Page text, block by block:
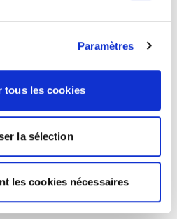
Paramètres
tous les cookies
la sélection
les cookies nécessaires